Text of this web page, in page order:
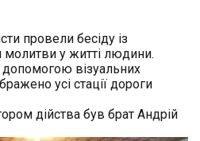
провели бесіду із
молитви у житті людини.
візуальних
усі стації дороги
дійства був брат Андрій